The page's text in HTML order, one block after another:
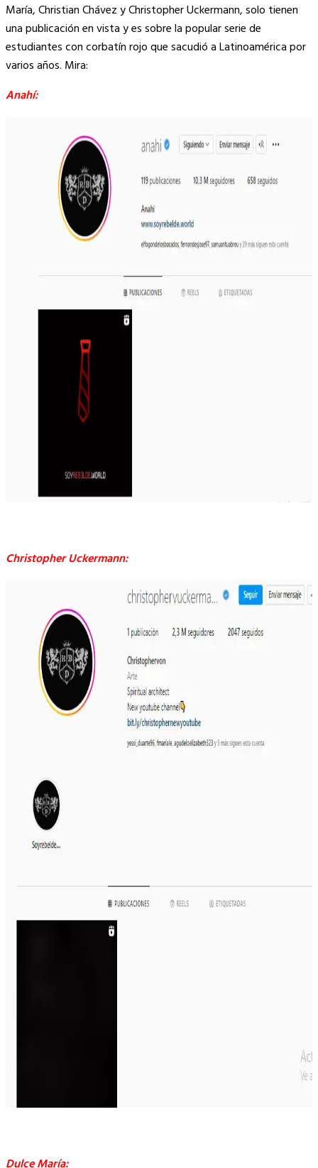
María, Christian Chávez y Christopher Uckermann, solo tienen
una publicación en vista y es sobre la popular serie de
estudiantes con corbatín rojo que sacudió a Latinoamérica por
varios años. Mira:
Anahí:
Christopher Uckermann: